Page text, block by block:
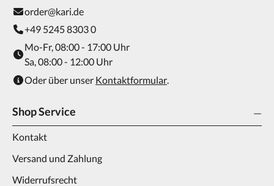
order@kari.de
+49 5245 8303 0
Mo-Fr, 08:00 - 17:00 Uhr
Sa, 08:00 - 12:00 Uhr
Oder über unser Kontaktformular.
Shop Service
Kontakt
Versand und Zahlung
Widerrufsrecht